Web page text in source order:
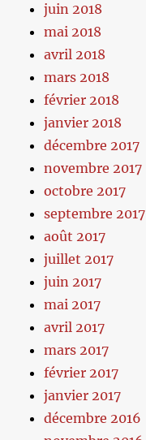
juin 2018
mai 2018
avril 2018
mars 2018
février 2018
janvier 2018
décembre 2017
novembre 2017
octobre 2017
septembre 2017
août 2017
juillet 2017
juin 2017
mai 2017
avril 2017
mars 2017
février 2017
janvier 2017
décembre 2016